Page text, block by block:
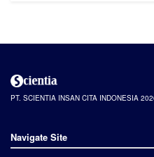
PT. SCIENTIA INSAN CITA INDONESIA
Navigate Site